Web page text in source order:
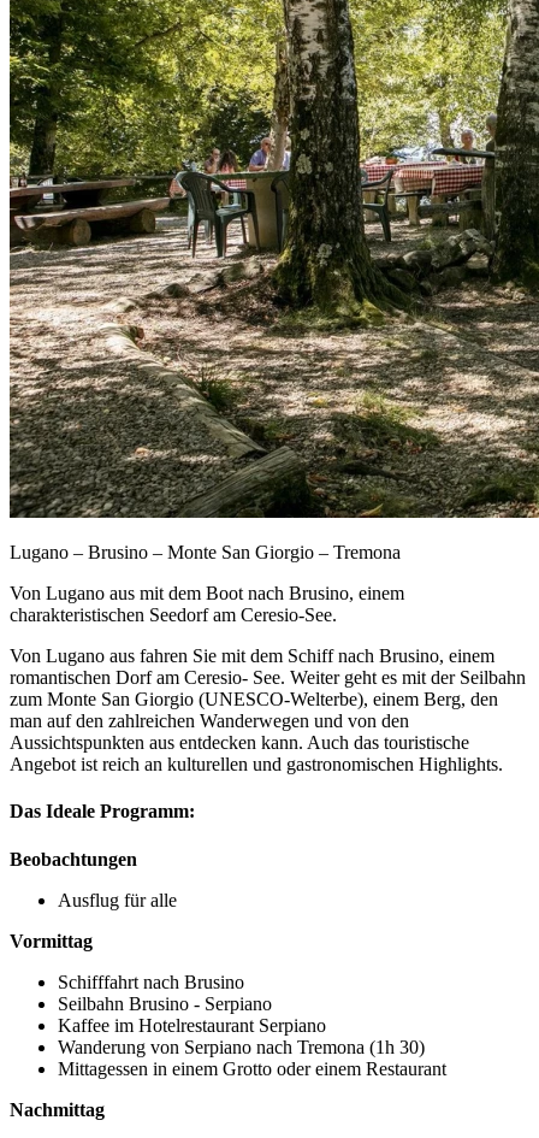
Lugano – Brusino – Monte San Giorgio – Tremona
Von Lugano aus mit dem Boot nach Brusino, einem
charakteristischen Seedorf am Ceresio-See.
Von Lugano aus fahren Sie mit dem Schiff nach Brusino, einem
romantischen Dorf am Ceresio- See. Weiter geht es mit der Seilbahn
zum Monte San Giorgio (UNESCO-Welterbe), einem Berg, den
man auf den zahlreichen Wanderwegen und von den
Aussichtspunkten aus entdecken kann. Auch das touristische
Angebot ist reich an kulturellen und gastronomischen Highlights.
Das Ideale Programm:
Beobachtungen
Ausflug für alle
Vormittag
Schifffahrt nach Brusino
Seilbahn Brusino - Serpiano
Kaffee im Hotelrestaurant Serpiano
Wanderung von Serpiano nach Tremona (1h 30)
Mittagessen in einem Grotto oder einem Restaurant
Nachmittag